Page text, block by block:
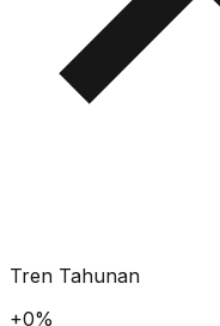
Tren Tahunan
+0%